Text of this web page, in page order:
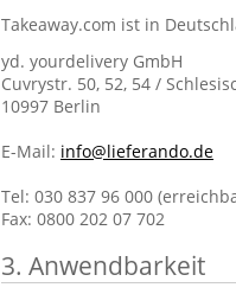
Takeaway.com ist in
yd. yourdelivery GmbH
Cuvrystr. 50, 52, 54 /
10997 Berlin
E-Mail: info@lieferando.de
Tel: 030 837 96 000
Fax: 0800 202 07 702
3. Anwendbarkeit